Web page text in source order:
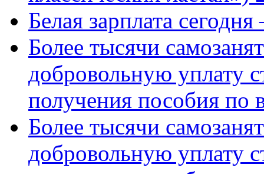
Белая зарплата
Более тысячи
добровольную уплату
получения пособия по
Более тысячи
добровольную уплату